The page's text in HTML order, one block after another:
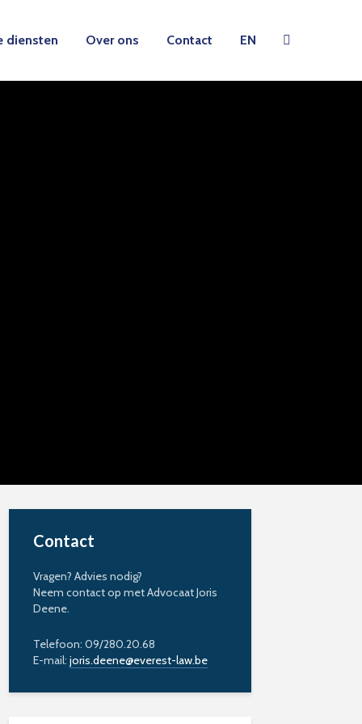
diensten Over ons Contact EN
Contact
Vragen? Advies nodig?
Neem contact op met Advocaat Joris
Deene.
Telefoon: 09/280.20.68
E-mail: joris.deene@everest-law.be